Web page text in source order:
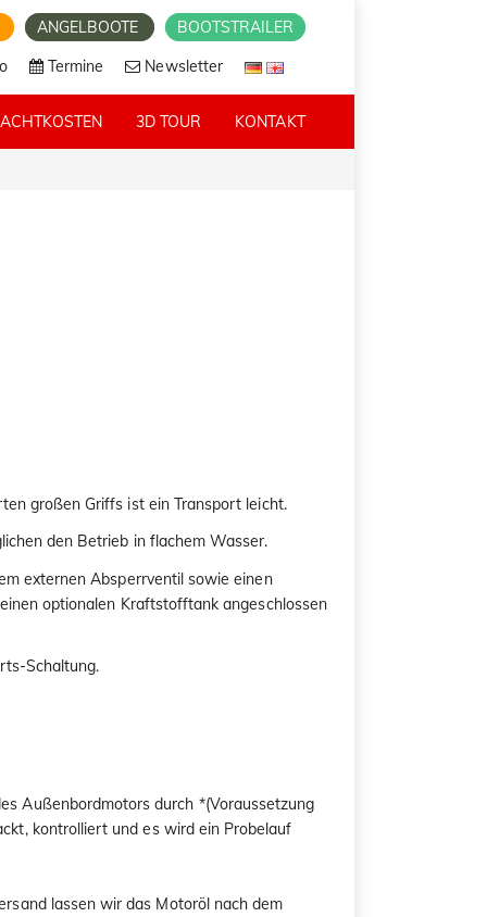
ANGELBOOTE BOOTSTRAILER
Termine Newsletter
3D TOUR KONTAKT
großen Griffs ist ein Transport leicht.
den Betrieb in flachem Wasser.
externen Absperrventil sowie einen
optionalen Kraftstofftank angeschlossen
Schaltung.
Außenbordmotors durch *(Voraussetzung
kontrolliert und es wird ein Probelauf
lassen wir das Motoröl nach dem